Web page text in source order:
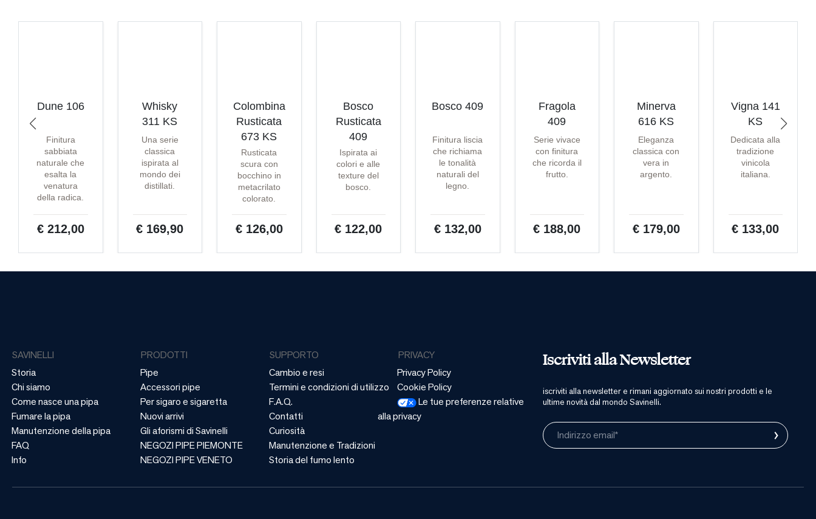
Dune 106
Finitura
sabbiata
naturale che
esalta la
venatura
della radica.
€ 212,00
Whisky
311 KS
Una serie
classica
ispirata al
mondo dei
distillati.
€ 169,90
Colombina
Rusticata
673 KS
Rusticata
scura con
bocchino in
metacrilato
colorato.
€ 126,00
Bosco
Rusticata
409
Ispirata ai
colori e alle
texture del
bosco.
€ 122,00
Bosco 409
Finitura liscia
che richiama
le tonalità
naturali del
legno.
€ 132,00
Fragola
409
Serie vivace
con finitura
che ricorda il
frutto.
€ 188,00
Minerva
616 KS
Eleganza
classica con
vera in
argento.
€ 179,00
Vigna 141
KS
Dedicata alla
tradizione
vinicola
italiana.
€ 133,00
Iscriviti alla Newsletter
iscriviti alla newsletter e rimani aggiornato sui nostri prodotti e le
ultime novità dal mondo Savinelli.
Indirizzo email* ›
SAVINELLI
Storia
Chi siamo
Come nasce una pipa
Fumare la pipa
Manutenzione della pipa
FAQ
Info
PRODOTTI
Pipe
Accessori pipe
Per sigaro e sigaretta
Nuovi arrivi
Gli aforismi di Savinelli
NEGOZI PIPE PIEMONTE
NEGOZI PIPE VENETO
SUPPORTO
Cambio e resi
Termini e condizioni di utilizzo
F.A.Q.
Contatti
Curiosità
Manutenzione e Tradizioni
Storia del fumo lento
PRIVACY
Privacy Policy
Cookie Policy
Le tue preferenze relative
alla privacy